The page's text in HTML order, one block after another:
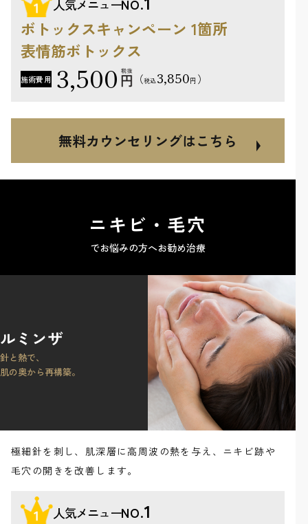
人気メニューNO.
ボトックスキャンペーン 1箇所
表情筋ボトックス
施術費用 3,500 （税込3,850円 ）
無料カウンセリングはこちら
ニキビ・毛穴
でお悩みの方へお勧め治療
ルミンザ
針と熱で、
肌の奥から再構築。
極細針を刺し、肌深層に高周波の熱を与え、ニキビ跡や
毛穴の開きを改善します。
人気メニューNO.1